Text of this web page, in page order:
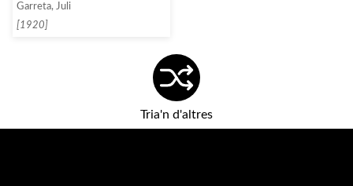
Garreta, Juli
[1920]
Tria'n d'altres